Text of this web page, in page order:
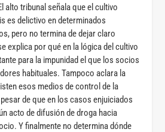
alto tribunal señala que el cultivo
es delictivo en determinados
pero no termina de dejar claro
explica por qué en la lógica del cultivo
para la impunidad el que los socios
habituales. Tampoco aclara la
esos medios de control de la
de que en los casos enjuiciados
acto de difusión de droga hacia
Y finalmente no determina dónde